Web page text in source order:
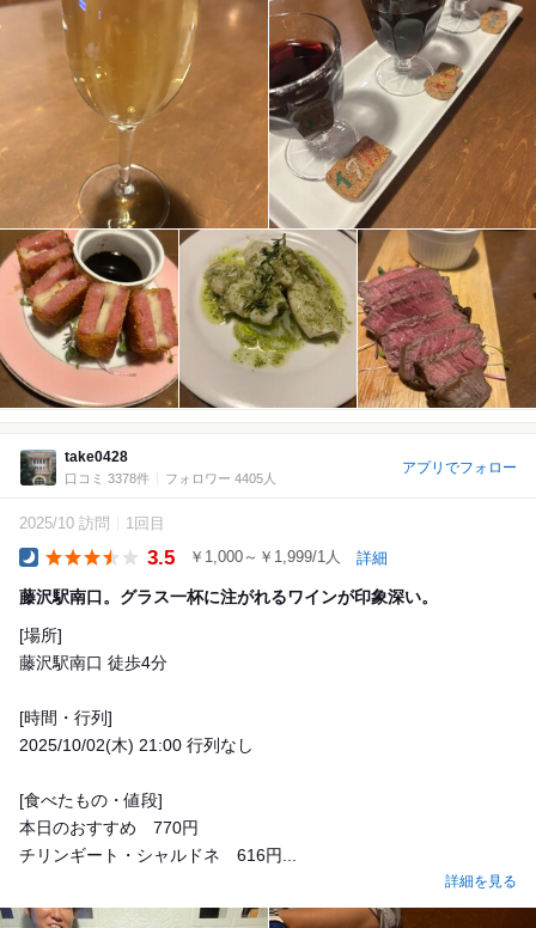
take0428
口コミ 3378件 フォロワー 4405人
アプリでフォロー
2025/10 訪問 1回目
3.5 ￥1,000～￥1,999/1人 詳細
藤沢駅南口。グラス一杯に注がれるワインが印象深い。
[場所]
藤沢駅南口 徒歩4分
[時間・行列]
2025/10/02(木) 21:00 行列なし
[食べたもの・値段]
本日のおすすめ 770円
チリンギート・シャルドネ 616円...
詳細を見る